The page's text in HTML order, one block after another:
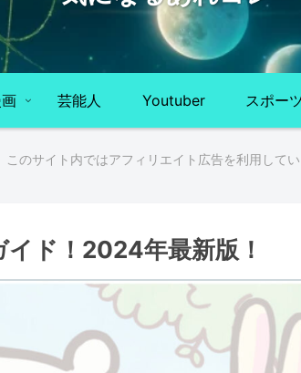
芸能人 Youtuber スポー
このサイト内ではアフィリエイト広告を利用して
ド！2024年最新版！